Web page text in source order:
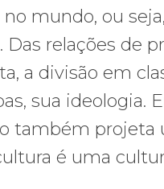
mundo, ou
Das relações de
a divisão em
sua ideologia.
também projeta
é uma